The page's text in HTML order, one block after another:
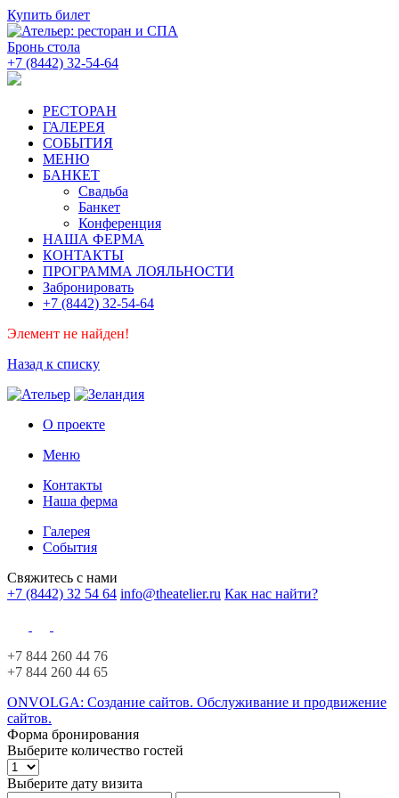
Купить билет
Бронь стола
+7 (8442) 32-54-64
РЕСТОРАН
ГАЛЕРЕЯ
СОБЫТИЯ
МЕНЮ
БАНКЕТ
Свадьба
Банкет
Конференция
НАША ФЕРМА
КОНТАКТЫ
ПРОГРАММА ЛОЯЛЬНОСТИ
Забронировать
+7 (8442) 32-54-64
Элемент не найден!
Назад к списку
О проекте
Меню
Контакты
Наша ферма
Галерея
События
Свяжитесь с нами
+7 (8442) 32 54 64 info@theatelier.ru Как нас найти?
+7 844 260 44 76
+7 844 260 44 65
ONVOLGA: Создание сайтов. Обслуживание и продвижение
сайтов.
Форма бронирования
Выберите количество гостей
Выберите дату визита